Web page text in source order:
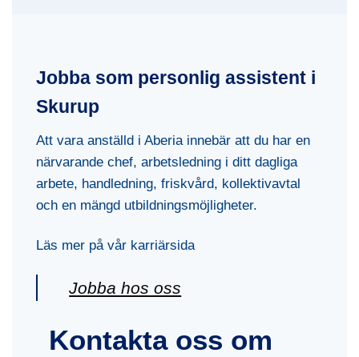
Jobba som personlig assistent i
Skurup
Att vara anställd i Aberia innebär att du har en
närvarande chef, arbetsledning i ditt dagliga
arbete, handledning, friskvård, kollektivavtal
och en mängd utbildningsmöjligheter.
Läs mer på vår karriärsida
Jobba hos oss
Kontakta oss om